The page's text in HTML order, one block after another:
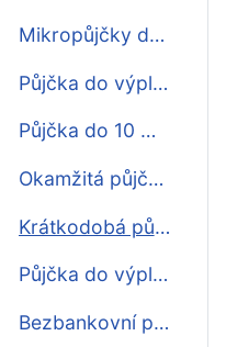
Mikropůjčky do výplaty
Půjčka do výplaty do 15 minut
Půjčka do 10 minut do výplaty
Okamžitá půjčka do výplaty
Krátkodobá půjčka ihned do výplaty
Půjčka do výplaty ještě dnes
Bezbankovní půjčka do výplaty